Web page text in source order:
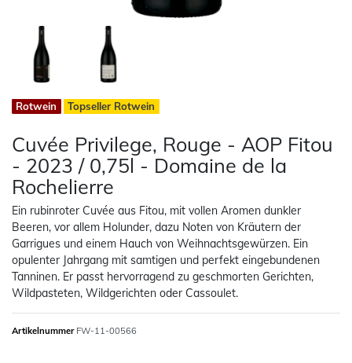
Rotwein Topseller Rotwein
Cuvée Privilege, Rouge - AOP Fitou
- 2023 / 0,75l - Domaine de la
Rochelierre
Ein rubinroter Cuvée aus Fitou, mit vollen Aromen dunkler
Beeren, vor allem Holunder, dazu Noten von Kräutern der
Garrigues und einem Hauch von Weihnachtsgewürzen. Ein
opulenter Jahrgang mit samtigen und perfekt eingebundenen
Tanninen. Er passt hervorragend zu geschmorten Gerichten,
Wildpasteten, Wildgerichten oder Cassoulet.
Artikelnummer FW-11-00566